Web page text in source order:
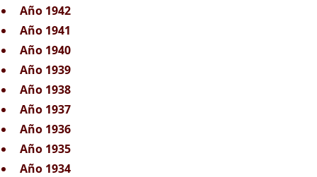
Año 1942
Año 1941
Año 1940
Año 1939
Año 1938
Año 1937
Año 1936
Año 1935
Año 1934